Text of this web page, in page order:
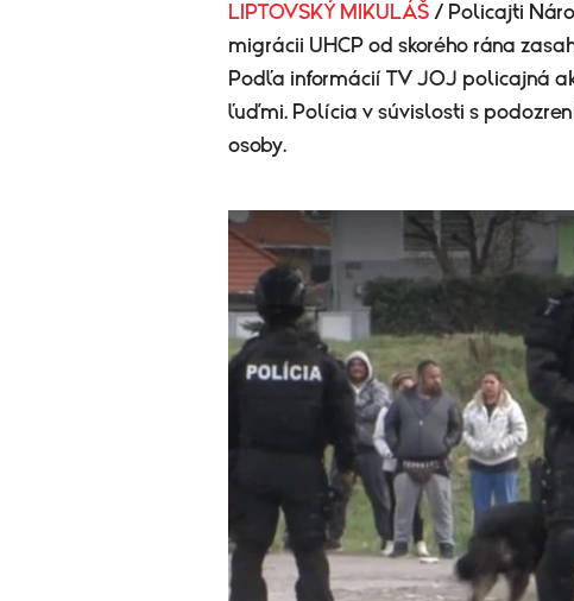
LIPTOVSKÝ MIKULÁŠ / Policajti
migrácii UHCP od skorého rána
Podľa informácií TV JOJ policajná
ľuďmi. ​Polícia v súvislosti s
osoby.